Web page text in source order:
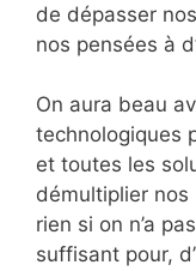
de dépasser
nos pensées à
On aura beau
technologiques
et toutes les
démultiplier nos
rien si on n’a
suffisant pour,